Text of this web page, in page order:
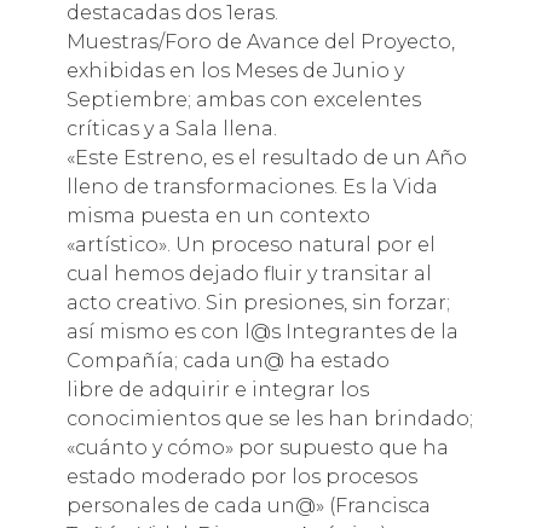
destacadas dos 1eras.
Muestras/Foro de Avance del Proyecto,
exhibidas en los Meses de Junio y
Septiembre; ambas con excelentes
críticas y a Sala llena.
«Este Estreno, es el resultado de un Año
lleno de transformaciones. Es la Vida
misma puesta en un contexto
«artístico». Un proceso natural por el
cual hemos dejado fluir y transitar al
acto creativo. Sin presiones, sin forzar;
así mismo es con l@s Integrantes de la
Compañía; cada un@ ha estado
libre de adquirir e integrar los
conocimientos que se les han brindado;
«cuánto y cómo» por supuesto que ha
estado moderado por los procesos
personales de cada un@» (Francisca